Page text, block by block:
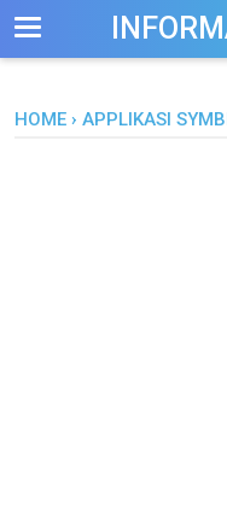
-->
HOME › APPLIKASI